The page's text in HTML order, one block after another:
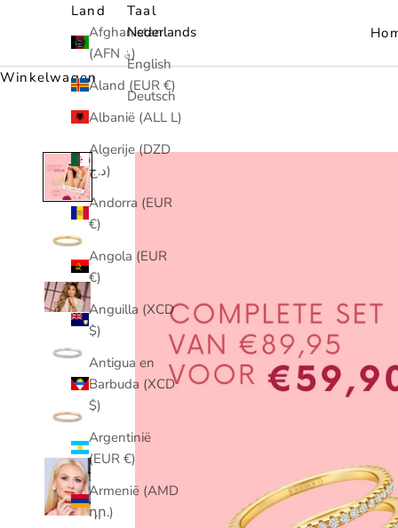
Land
Afghanistan
(AFN ؋)
Åland (EUR €)
Albanië (ALL L)
Algerije (DZD
د.ج)
Andorra (EUR
€)
Angola (EUR
€)
Anguilla (XCD
$)
Antigua en
Barbuda (XCD
$)
Argentinië
(EUR €)
Armenië (AMD
դր.)
Taal
Nederlands
English
Deutsch
Winkelwagen